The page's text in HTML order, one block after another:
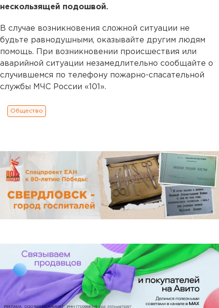
нескользящей подошвой.
В случае возникновения сложной ситуации не
будьте равнодушными, оказывайте другим людям
помощь. При возникновении происшествия или
аварийной ситуации незамедлительно сообщайте о
случившемся по телефону пожарно-спасательной
службы МЧС России «101».
Общество